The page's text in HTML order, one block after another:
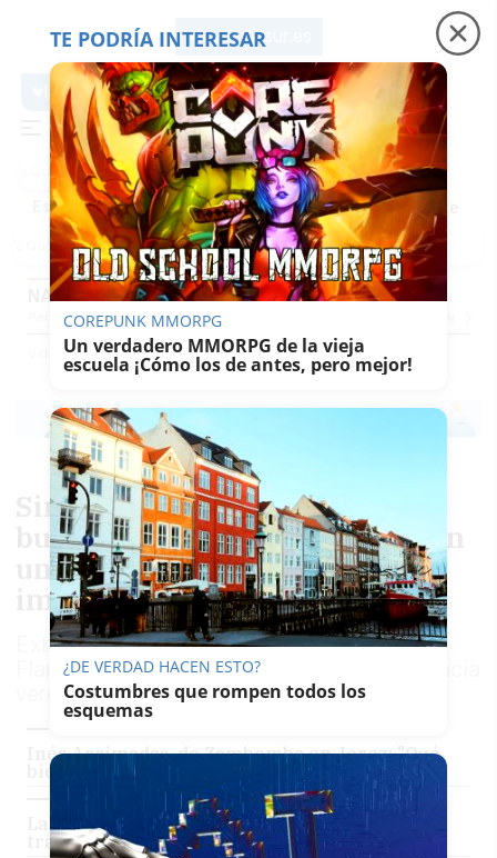
lavozdelsur.es
lavozdelsur.es
Es noticia Precio luz Padre Coraje Fábrica de botellas
NAVIDAD
PequevozComprasPantallazos
Sabor Del Sur Navidad
Sin micros, con pureza y por
bulerías: así se ha disfrutado en
una de las Zambombas más
importantes de Jerez
Extraordinario ambiente festivo en la Peña
Flamenca Fernando Terremoto, con la esencia
verdadera de los cantes navideños
Inés Arrimadas, de Zambomba en Jerez: "Qué
bien te ha sentado marcharte de Cataluña"
La Zambomba de Jerez, en el diván: entre la
tradición y su 'boom' turístico
TE PODRÍA INTERESAR
COREPUNK MMORPG
Un verdadero MMORPG de la vieja
escuela ¡Cómo los de antes, pero mejor!
¿DE VERDAD HACEN ESTO?
Costumbres que rompen todos los
esquemas